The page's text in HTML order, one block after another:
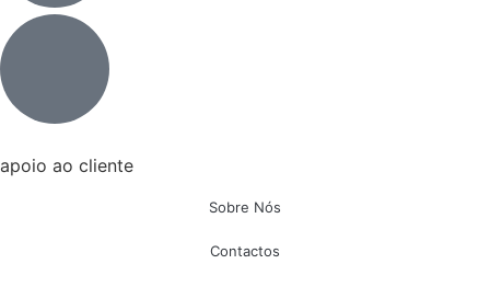
apoio ao cliente
Sobre Nós
Contactos